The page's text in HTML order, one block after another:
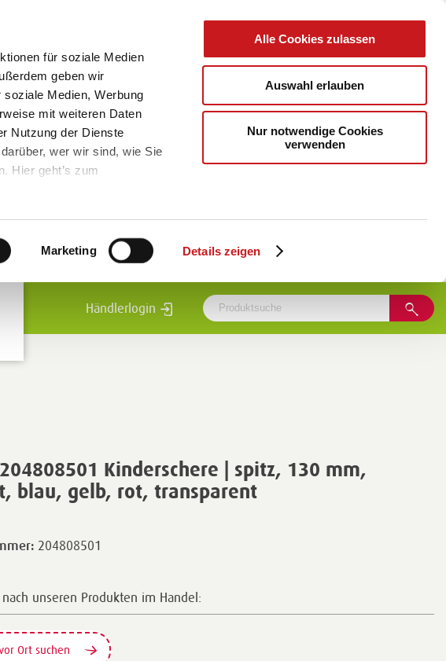
für soziale Medien
geben wir
Medien, Werbung
mit weiteren Daten
Nutzung der Dienste
wer wir sind, wie Sie
Hier geht’s zum
Marketing Details zeigen
Alle Cookies zulassen
Auswahl erlauben
Nur notwendige Cookies
verwenden
Händlerlogin
Kinderschere | spitz, 130 mm,
blau, gelb, rot, transparent
204808501
nach unseren Produkten im Handel:
Ort suchen